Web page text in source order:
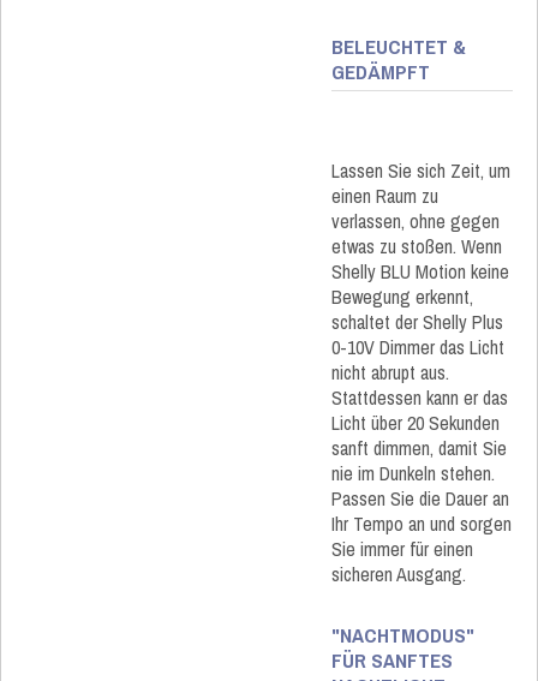
BELEUCHTET &
GEDÄMPFT
Lassen Sie sich Zeit, um
einen Raum zu
verlassen, ohne gegen
etwas zu stoßen. Wenn
Shelly BLU Motion keine
Bewegung erkennt,
schaltet der Shelly Plus
0-10V Dimmer das Licht
nicht abrupt aus.
Stattdessen kann er das
Licht über 20 Sekunden
sanft dimmen, damit Sie
nie im Dunkeln stehen.
Passen Sie die Dauer an
Ihr Tempo an und sorgen
Sie immer für einen
sicheren Ausgang.
"NACHTMODUS"
FÜR SANFTES